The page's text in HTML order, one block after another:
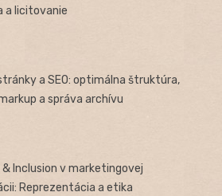
a licitovanie
a SEO: optimálna štruktúra,
a správa archívu
Inclusion v marketingovej
Reprezentácia a etika